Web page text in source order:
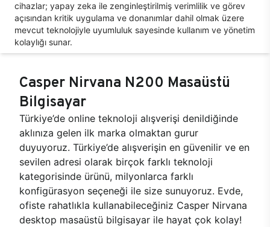
cihazlar; yapay zeka ile zenginleştirilmiş verimlilik ve görev
açısından kritik uygulama ve donanımlar dahil olmak üzere
mevcut teknolojiyle uyumluluk sayesinde kullanım ve yönetim
kolaylığı sunar.
Casper Nirvana N200 Masaüstü
Bilgisayar
Türkiye’de online teknoloji alışverişi denildiğinde
aklınıza gelen ilk marka olmaktan gurur
duyuyoruz. Türkiye’de alışverişin en güvenilir ve en
sevilen adresi olarak birçok farklı teknoloji
kategorisinde ürünü, milyonlarca farklı
konfigürasyon seçeneği ile size sunuyoruz. Evde,
ofiste rahatlıkla kullanabileceğiniz Casper Nirvana
desktop masaüstü bilgisayar ile hayat çok kolay!